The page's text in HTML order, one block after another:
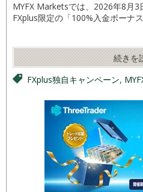
MYFX Marketsでは、2026年8月3
FXplus限定の「100%入金ボーナ
続きを
FXplus独自キャンペーン,